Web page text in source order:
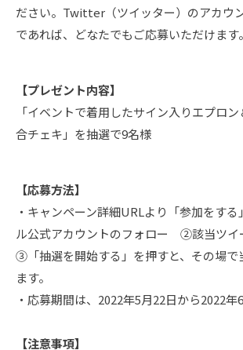
ださい。Twitter（ツイッター）のアカウ
であれば、どなたでもご応募いただけます。
【プレゼント内容】
「イベントで着用したサイン入りエプロ
合チェキ」を抽選で9名様
【応募方法】
・キャンペーン詳細URLより「参加をす
ル公式アカウントのフォロー ②該当ツ
③「抽選を開始する」を押すと、その場で
ます。
・応募期間は、2022年5月22日から2022年
【注意事項】